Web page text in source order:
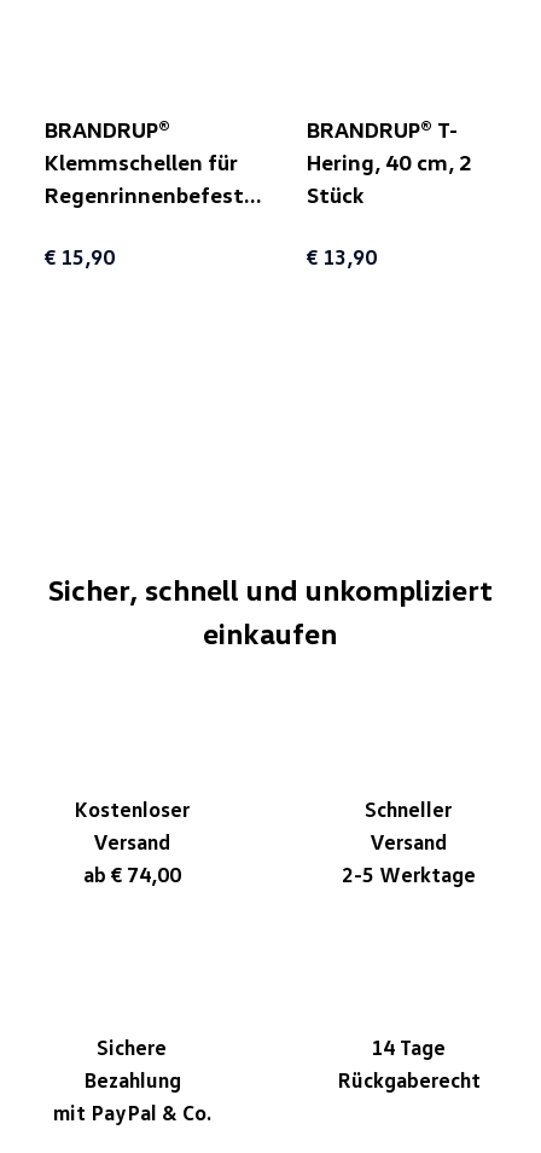
BRANDRUP®
Klemmschellen für
Regenrinnenbefestigung,
€ 15,90
BRANDRUP® T-
Hering, 40 cm, 2
Stück
€ 13,90
Sicher, schnell und unkompliziert
einkaufen
Kostenloser
Versand
ab € 74,00
Schneller
Versand
2-5 Werktage
Sichere
Bezahlung
mit PayPal & Co.
14 Tage
Rückgaberecht